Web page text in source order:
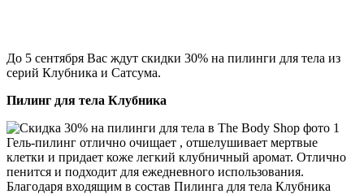
До 5 сентября Вас ждут скидки 30% на пилинги для тела из
серий Клубника и Сатсума.
Пилинг для тела Клубника
Гель-пилинг отлично очищает , отшелушивает мертвые
клетки и придает коже легкий клубничный аромат. Отлично
пенится и подходит для ежедневного использования.
Благодаря входящим в состав Пилинга для тела Клубника